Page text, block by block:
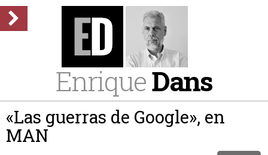
EnriqueDans
«Las guerras de Google», en
MAN